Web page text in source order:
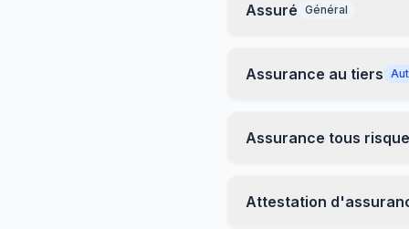
Assuré Général
Assurance au tiers
Assurance tous
Attestation